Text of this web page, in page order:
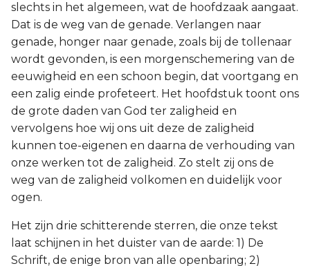
slechts in het algemeen, wat de hoofdzaak aangaat.
Dat is de weg van de genade. Verlangen naar
genade, honger naar genade, zoals bij de tollenaar
wordt gevonden, is een morgenschemering van de
eeuwigheid en een schoon begin, dat voortgang en
een zalig einde profeteert. Het hoofdstuk toont ons
de grote daden van God ter zaligheid en
vervolgens hoe wij ons uit deze de zaligheid
kunnen toe-eigenen en daarna de verhouding van
onze werken tot de zaligheid. Zo stelt zij ons de
weg van de zaligheid volkomen en duidelijk voor
ogen.
Het zijn drie schitterende sterren, die onze tekst
laat schijnen in het duister van de aarde: 1) De
Schrift, de enige bron van alle openbaring; 2)